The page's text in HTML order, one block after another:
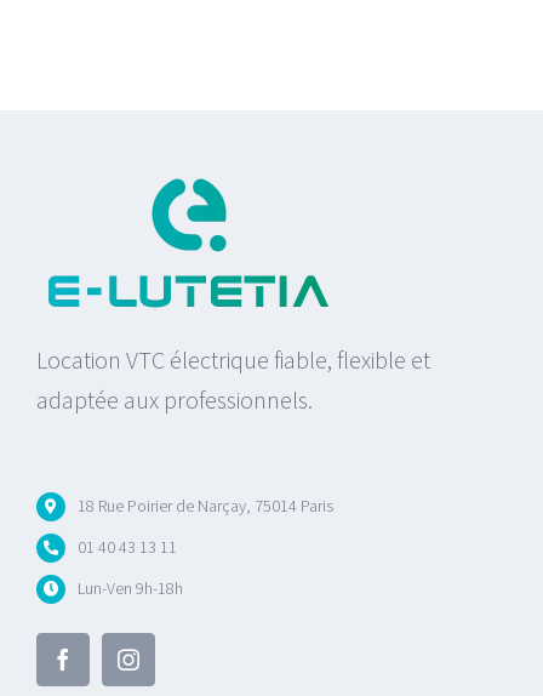
Location VTC électrique fiable, flexible et
adaptée aux professionnels.
18 Rue Poirier de Narçay, 75014 Paris
01 40 43 13 11
Lun-Ven 9h-18h